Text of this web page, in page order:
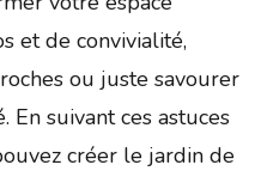
et de convivialité,
ou juste savourer
suivant ces astuces
créer le jardin de